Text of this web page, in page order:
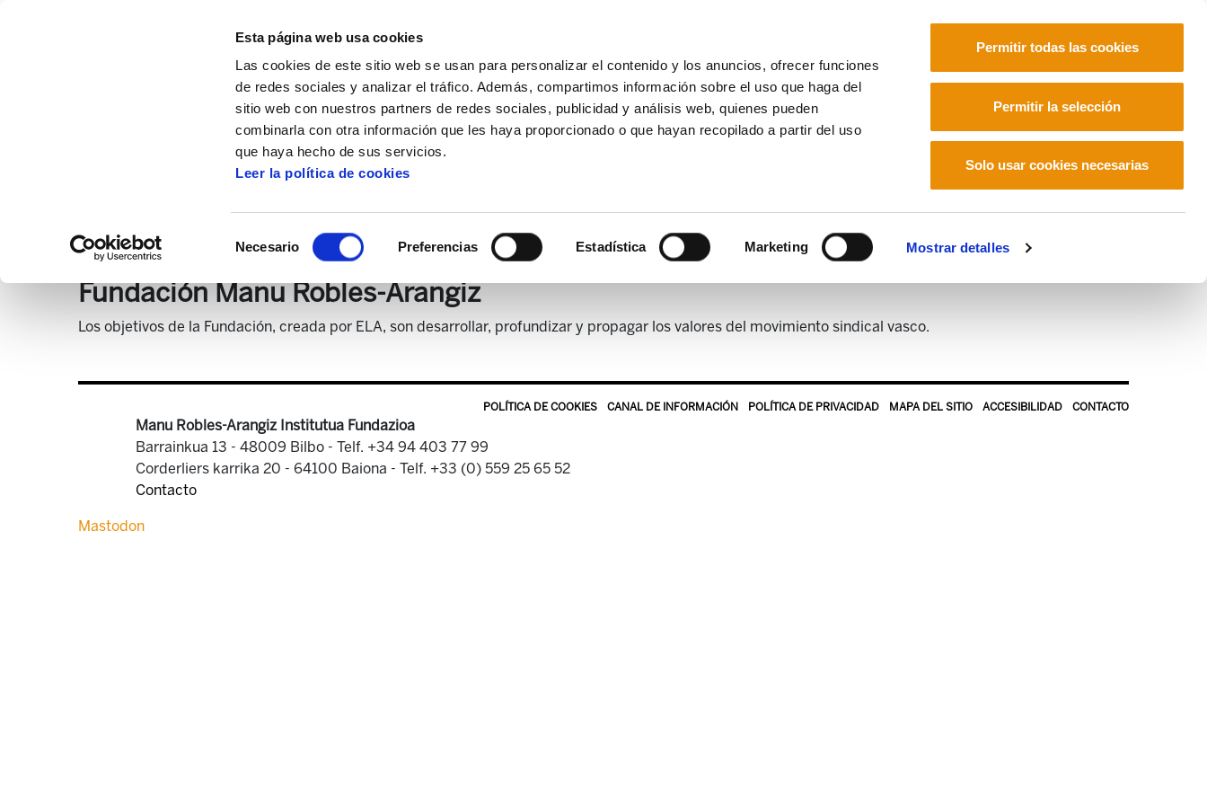
Esta página web usa cookies
Las cookies de este sitio web se usan para personalizar el contenido y los anuncios, ofrecer funciones
de redes sociales y analizar el tráfico. Además, compartimos información sobre el uso que haga del
sitio web con nuestros partners de redes sociales, publicidad y análisis web, quienes pueden
combinarla con otra información que les haya proporcionado o que hayan recopilado a partir del uso
que haya hecho de sus servicios.
Leer la política de cookies
Necesario Preferencias Estadística Marketing Mostrar detalles
Permitir todas las cookies
Permitir la selección
Solo usar cookies necesarias
Destacado portada Destacado
Fundación Manu Robles-Arangiz
Los objetivos de la Fundación, creada por ELA, son desarrollar, profundizar y propagar los valores del movimiento sindical vasco.
POLÍTICA DE COOKIES CANAL DE INFORMACIÓN POLÍTICA DE PRIVACIDAD MAPA DEL SITIO ACCESIBILIDAD CONTACTO
Manu Robles-Arangiz Institutua Fundazioa
Barrainkua 13 - 48009 Bilbo - Telf. +34 94 403 77 99
Corderliers karrika 20 - 64100 Baiona - Telf. +33 (0) 559 25 65 52
Contacto
Mastodon